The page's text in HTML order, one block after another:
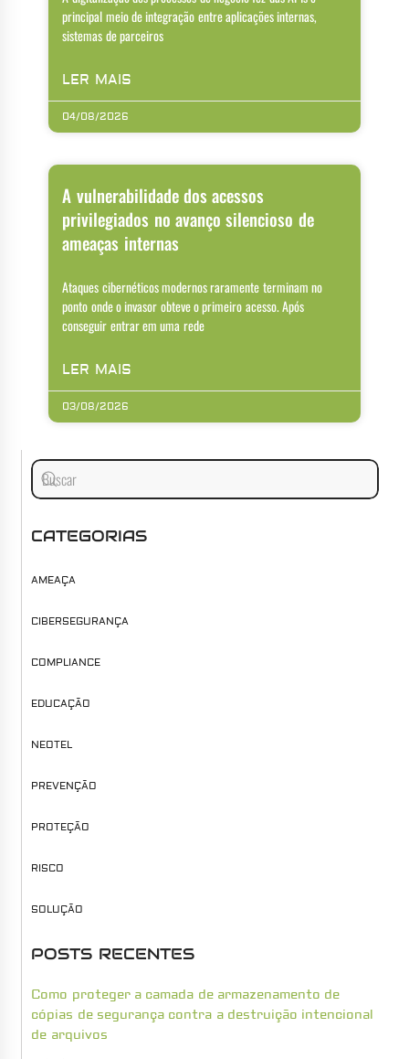
principal meio de integração entre aplicações internas,
sistemas de parceiros
LER MAIS
04/08/2026
A vulnerabilidade dos acessos
privilegiados no avanço silencioso de
ameaças internas
Ataques cibernéticos modernos raramente terminam no
ponto onde o invasor obteve o primeiro acesso. Após
conseguir entrar em uma rede
LER MAIS
03/08/2026
CATEGORIAS
AMEAÇA
CIBERSEGURANÇA
COMPLIANCE
EDUCAÇÃO
NEOTEL
PREVENÇÃO
PROTEÇÃO
RISCO
SOLUÇÃO
POSTS RECENTES
Como proteger a camada de armazenamento de
cópias de segurança contra a destruição intencional
de arquivos